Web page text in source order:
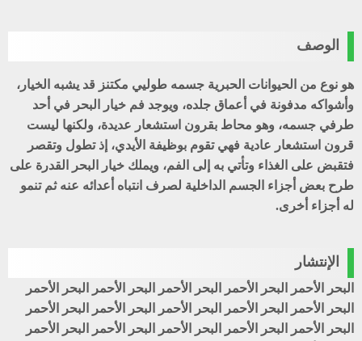
الوصف
هو نوع من الحيوانات الحبرية جسمه طوليي مكتنز قد يشبه الخيار،
وأشواكه مدفونة في أعماق جلده، ويوجد فم خيار البحر في أحد
طرفي جسمه، وهو محاط بقرون استشعار عديدة، ولكنها ليست
قرون استشعار عادية فهي تقوم بوظيفة الأيدي، إذ تطول وتقصر
فتقبض على الغذاء وتأتي به إلى الفم، ويملك خيار البحر القدرة على
طرح بعض أجزاء الجسم الداخلية لصرف انتباه أعدائه عنه ثم تنمو
له أجزاء أخرى.
الإنتشار
البحر الأحمر البحر الأحمر البحر الأحمر البحر الأحمر البحر الأحمر
البحر الأحمر البحر الأحمر البحر الأحمر البحر الأحمر البحر الأحمر
البحر الأحمر البحر الأحمر البحر الأحمر البحر الأحمر البحر الأحمر